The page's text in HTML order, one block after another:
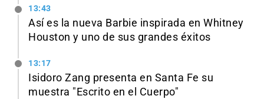
13:43
Así es la nueva Barbie inspirada en Whitney
Houston y uno de sus grandes éxitos
13:17
Isidoro Zang presenta en Santa Fe su
muestra "Escrito en el Cuerpo"